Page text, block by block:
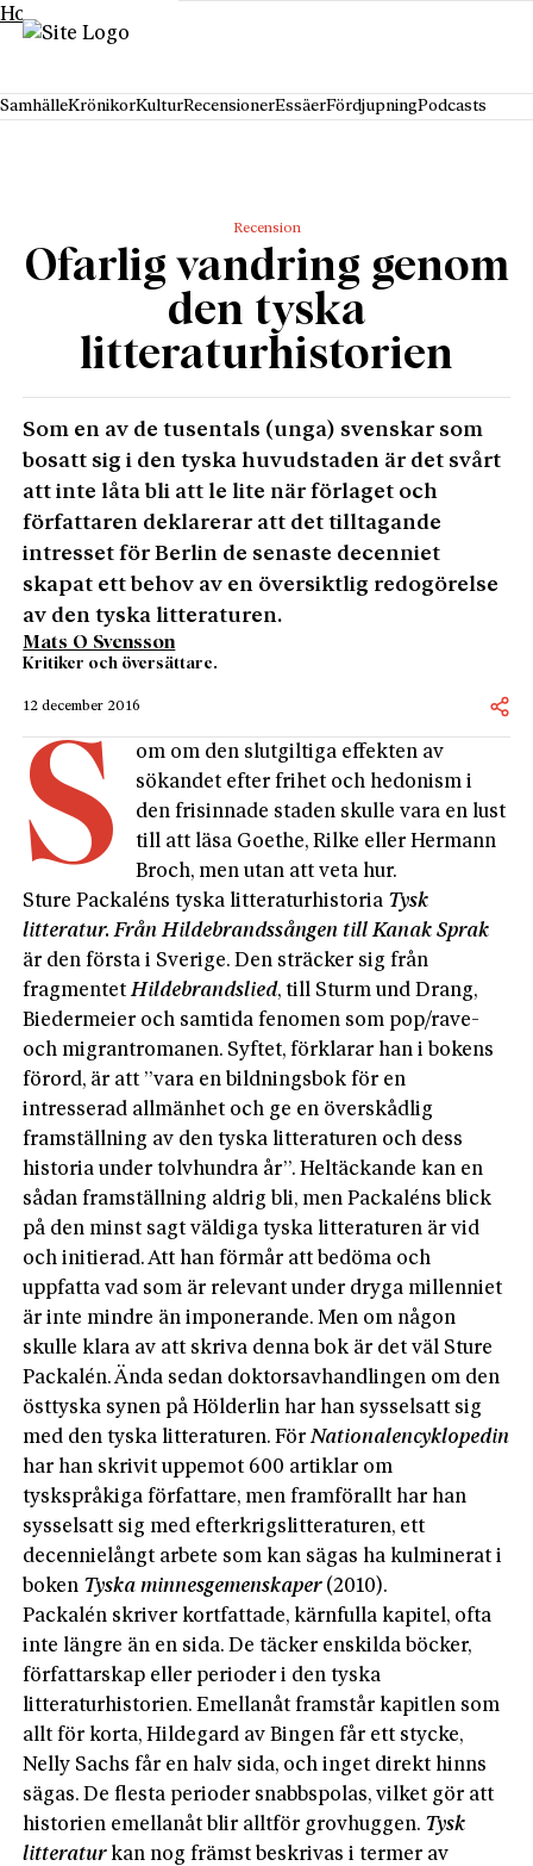
Hoppa till innehåll
SamhälleKrönikorKulturRecensionerEssäerFördjupningPodcasts
Recension
Ofarlig vandring genom
den tyska
litteraturhistorien
Som en av de tusentals (unga) svenskar som
bosatt sig i den tyska huvudstaden är det svårt
att inte låta bli att le lite när förlaget och
författaren deklarerar att det tilltagande
intresset för Berlin de senaste decenniet
skapat ett behov av en översiktlig redogörelse
av den tyska litteraturen.
Mats O Svensson
Kritiker och översättare.
12 december 2016
S
om om den slutgiltiga effekten av
sökandet efter frihet och hedonism i
den frisinnade staden skulle vara en lust
till att läsa Goethe, Rilke eller Hermann
Broch, men utan att veta hur.
Sture Packaléns tyska litteraturhistoria Tysk
litteratur. Från Hildebrandssången till Kanak Sprak
är den första i Sverige. Den sträcker sig från
fragmentetHildebrandslied, till Sturm und Drang,
Biedermeier och samtida fenomen som pop/rave-
och migrantromanen. Syftet, förklarar han i bokens
förord, är att ”vara en bildningsbok för en
intresserad allmänhet och ge en överskådlig
framställning av den tyska litteraturen och dess
historia under tolvhundra år”. Heltäckande kan en
sådan framställning aldrig bli, men Packaléns blick
på den minst sagt väldiga tyska litteraturen är vid
och initierad. Att han förmår att bedöma och
uppfatta vad som är relevant under dryga millenniet
är inte mindre än imponerande. Men om någon
skulle klara av att skriva denna bok är det väl Sture
Packalén. Ända sedan doktorsavhandlingen om den
östtyska synen på Hölderlin har han sysselsatt sig
med den tyska litteraturen. FörNationalencyklopedin
har han skrivit uppemot 600 artiklar om
tyskspråkiga författare, men framförallt har han
sysselsatt sig med efterkrigslitteraturen, ett
decennielångt arbete som kan sägas ha kulminerat i
boken Tyska minnesgemenskaper(2010).
Packalén skriver kortfattade, kärnfulla kapitel, ofta
inte längre än en sida. De täcker enskilda böcker,
författarskap eller perioder i den tyska
litteraturhistorien. Emellanåt framstår kapitlen som
allt för korta, Hildegard av Bingen får ett stycke,
Nelly Sachs får en halv sida, och inget direkt hinns
sägas. De flesta perioder snabbspolas, vilket gör att
historien emellanåt blir alltför grovhuggen. Tysk
litteraturkan nog främst beskrivas i termer av